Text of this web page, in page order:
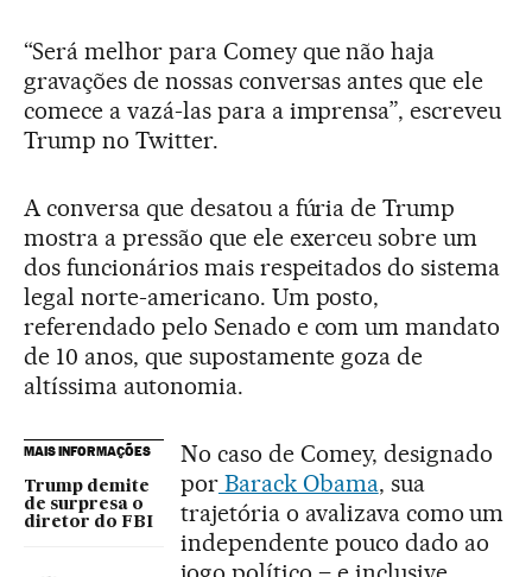
“Será melhor para Comey que não haja
gravações de nossas conversas antes que ele
comece a vazá-las para a imprensa”, escreveu
Trump no Twitter.
A conversa que desatou a fúria de Trump
mostra a pressão que ele exerceu sobre um
dos funcionários mais respeitados do sistema
legal norte-americano. Um posto,
referendado pelo Senado e com um mandato
de 10 anos, que supostamente goza de
altíssima autonomia.
MAIS INFORMAÇÕES
Trump demite
de surpresa o
diretor do FBI
No caso de Comey, designado
porBarack Obama, sua
trajetória o avalizava como um
independente pouco dado ao